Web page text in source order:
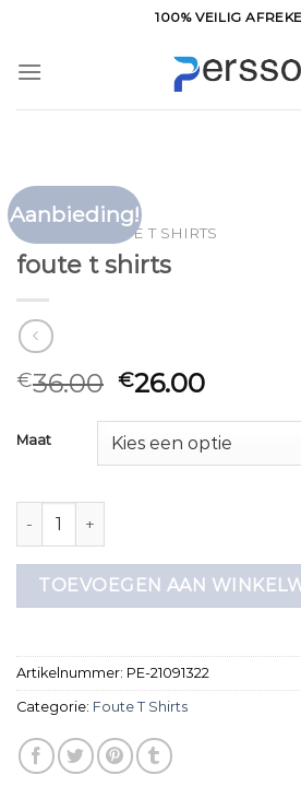
inhoud
100% VEILIG
Aanbieding!
HOME FOUTE T SHIRTS
foute t shirts
€36.00 €26.00
Maat
foute t shirts aantal
TOEVOEGEN AAN
Artikelnummer: PE-21091322
Categorie: Foute T Shirts